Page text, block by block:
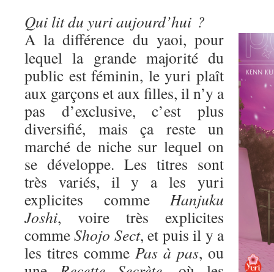
Qui lit du yuri aujourd’hui ?
A la différence du yaoi, pour
lequel la grande majorité du
public est féminin, le yuri plaît
aux garçons et aux filles, il n’y a
pas d’exclusive, c’est plus
diversifié, mais ça reste un
marché de niche sur lequel on
se développe. Les titres sont
très variés, il y a les yuri
explicites comme Hanjuku
Joshi, voire très explicites
commeShojo Sect, et puis il y a
les titres comme Pas à pas, ou